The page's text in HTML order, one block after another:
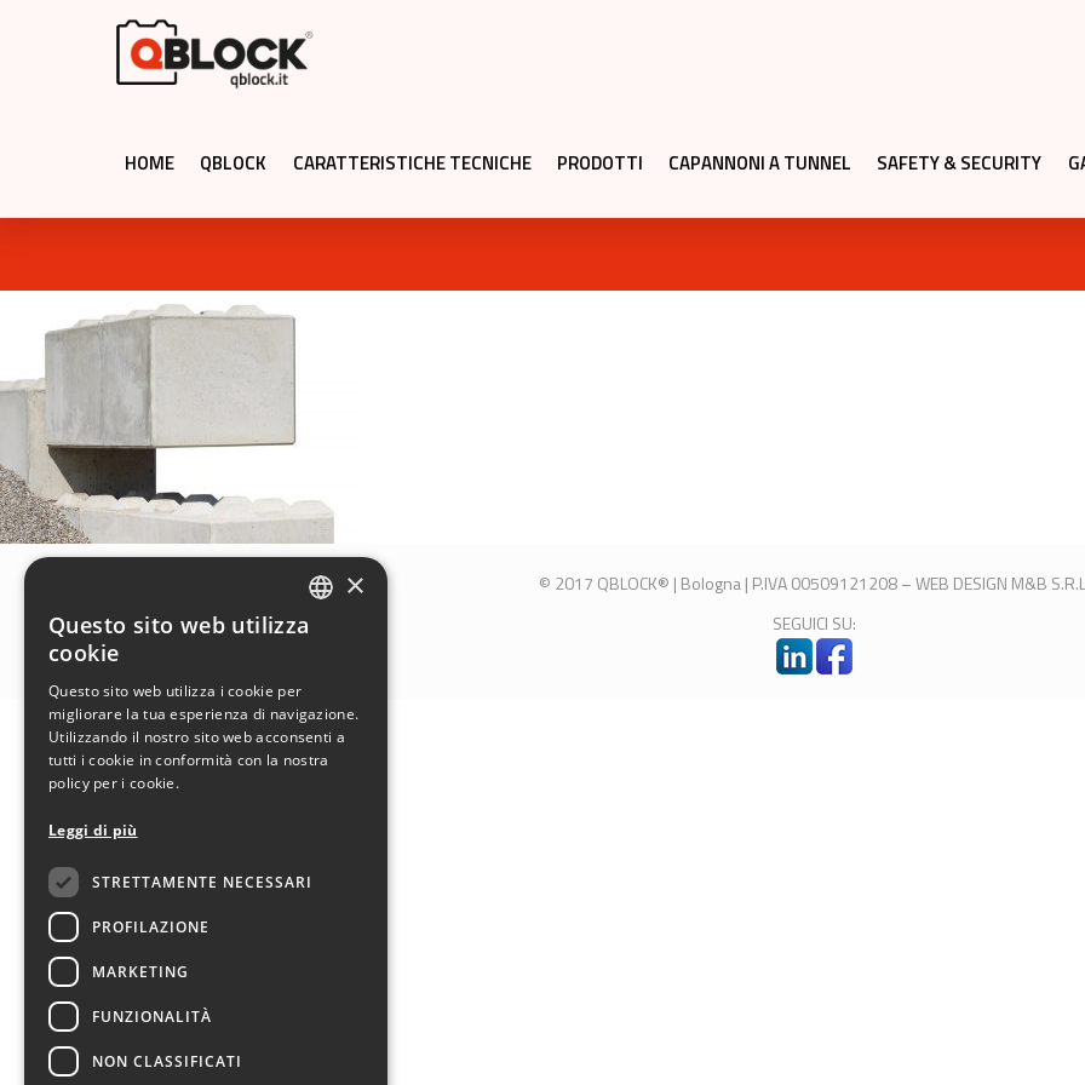
HOME QBLOCK CARATTERISTICHE TECNICHE PRODOTTI CAPANNONI A TUNNEL SAFETY & SECURITY
© 2017 QBLOCK® | Bologna | P.IVA 00509121208 –WEB DESIGN M&B
SEGUICI SU:
×
Questo sito web utilizza
cookie
Questo sito web utilizza i cookie per
migliorare la tua esperienza di navigazione.
Utilizzando il nostro sito web acconsenti a
tutti i cookie in conformità con la nostra
policy per i cookie.
Leggi di più
STRETTAMENTE NECESSARI
PROFILAZIONE
MARKETING
FUNZIONALITÀ
NON CLASSIFICATI